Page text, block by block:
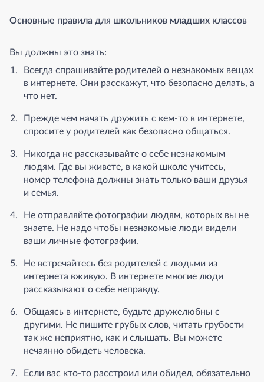
Основные правила для школьников младших классов
Вы должны это знать:
Всегда спрашивайте родителей о незнакомых вещах
в интернете. Они расскажут, что безопасно делать, а
что нет.
Прежде чем начать дружить с кем-то в интернете,
спросите у родителей как безопасно общаться.
Никогда не рассказывайте о себе незнакомым
людям. Где вы живете, в какой школе учитесь,
номер телефона должны знать только ваши друзья
и семья.
Не отправляйте фотографии людям, которых вы не
знаете. Не надо чтобы незнакомые люди видели
ваши личные фотографии.
Не встречайтесь без родителей с людьми из
интернета вживую. В интернете многие люди
рассказывают о себе неправду.
Общаясь в интернете, будьте дружелюбны с
другими. Не пишите грубых слов, читать грубости
так же неприятно, как и слышать. Вы можете
нечаянно обидеть человека.
Если вас кто-то расстроил или обидел, обязательно